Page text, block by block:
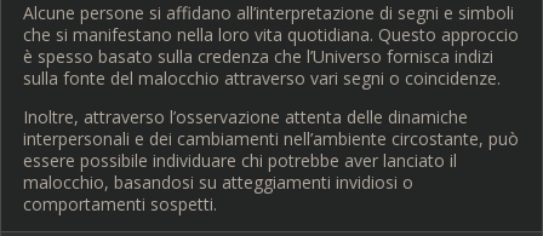
Alcune persone si affidano all’interpretazione di segni e simboli
che si manifestano nella loro vita quotidiana. Questo approccio
è spesso basato sulla credenza che l’Universo fornisca indizi
sulla fonte del malocchio attraverso vari segni o coincidenze.
Inoltre, attraverso l’osservazione attenta delle dinamiche
interpersonali e dei cambiamenti nell’ambiente circostante, può
essere possibile individuare chi potrebbe aver lanciato il
malocchio, basandosi su atteggiamenti invidiosi o
comportamenti sospetti.